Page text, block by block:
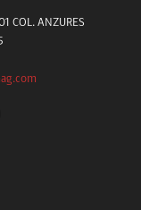
COL. ANZURES